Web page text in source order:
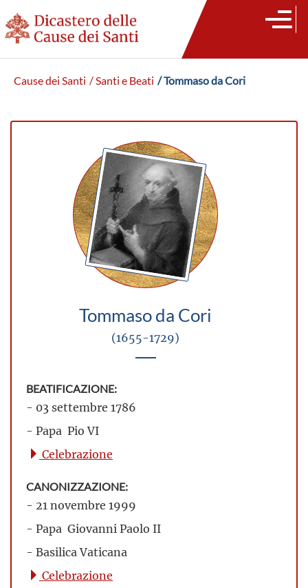
Cause dei Santi / Santi e Beati / Tommaso da Cori
Tommaso da Cori
(1655-1729)
BEATIFICAZIONE:
- 03 settembre 1786
- Papa Pio VI
Celebrazione
CANONIZZAZIONE:
- 21 novembre 1999
- Papa Giovanni Paolo II
- Basilica Vaticana
Celebrazione